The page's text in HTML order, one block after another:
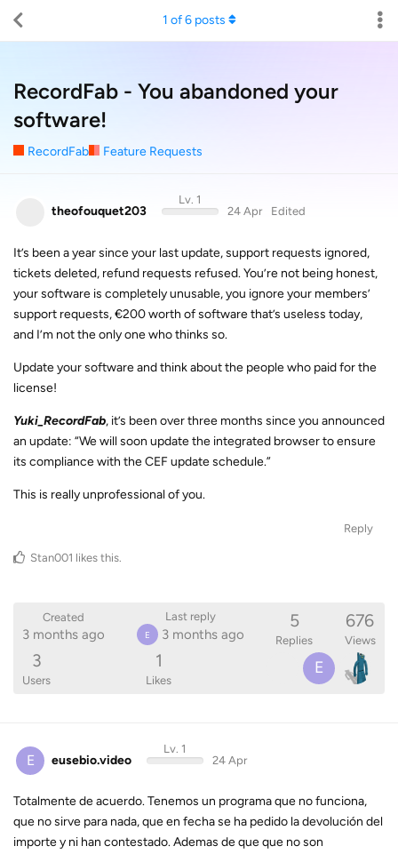
RecordFab - You abandoned your
software!
RecordFab Feature Requests
1 of6posts
theofouquet203
Lv. 1
24 Apr
Edited
It’s been a year since your last update, support requests ignored,
tickets deleted, refund requests refused. You’re not being honest,
your software is completely unusable, you ignore your members’
support requests, €200 worth of software that’s useless today,
and I’m not the only one who thinks so.
Update your software and think about the people who paid for the
license!
Yuki_RecordFab, it’s been over three months since you announced
an update: “We will soon update the integrated browser to ensure
its compliance with the CEF update schedule.”
This is really unprofessional of you.
Reply
Stan001 likes this
Created
3 months ago
Last reply
E 3 months ago
5
Replies
676
Views
3
Users
1
Likes
E
E eusebio.video
Lv. 1
24 Apr
Totalmente de acuerdo. Tenemos un programa que no funciona,
que no sirve para nada, que en fecha se ha pedido la devolución del
importe y ni han contestado. Ademas de que que no son